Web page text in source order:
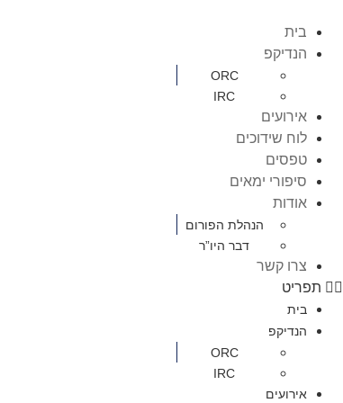
בית
הנדיקפ
ORC
IRC
אירועים
לוח שידוכים
טפסים
סיפורי ימאים
אודות
הנהלת הפורום
דבר היו”ר
צרו קשר
תפריט
בית
הנדיקפ
ORC
IRC
אירועים